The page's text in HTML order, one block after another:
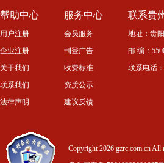
帮助中心
用户注册
企业注册
关于我们
联系我们
法律声明
服务中心
会员服务
刊登广告
收费标准
资质公示
建议反馈
联系贵
地址：贵
邮 编：
联系电话
Copyright 2026 gzrc.com.cn All